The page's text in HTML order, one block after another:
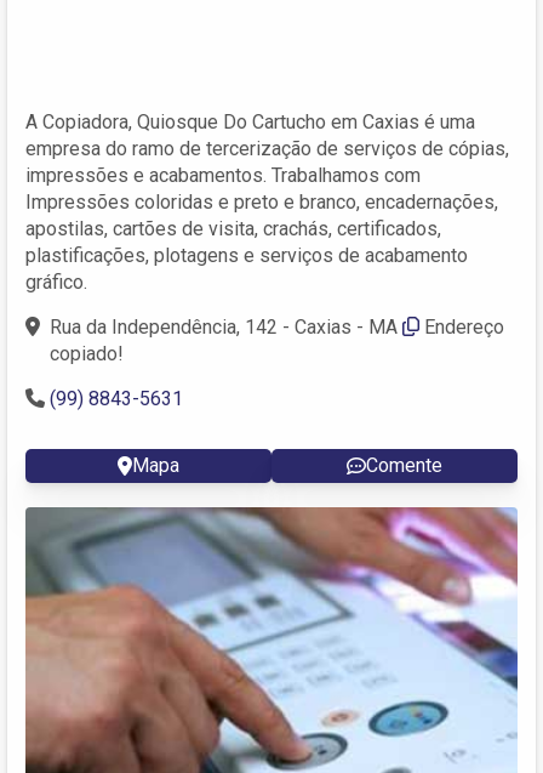
A Copiadora, Quiosque Do Cartucho em Caxias é uma
empresa do ramo de tercerização de serviços de cópias,
impressões e acabamentos. Trabalhamos com
Impressões coloridas e preto e branco, encadernações,
apostilas, cartões de visita, crachás, certificados,
plastificações, plotagens e serviços de acabamento
gráfico.
Rua da Independência, 142 - Caxias - MA
Endereço
copiado!
(99) 8843-5631
Mapa Comente